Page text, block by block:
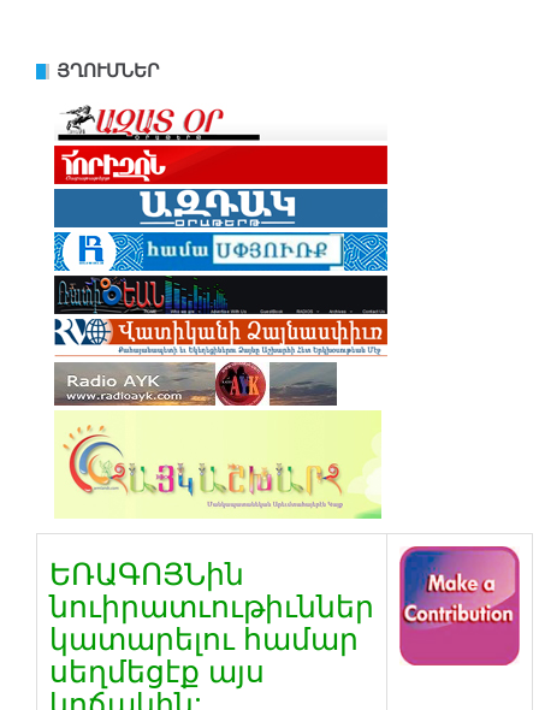
ՅՂՈՒՄՆԵՐ
ԵՌԱԳՈՅՆին
նուիրատւութիւններ
կատարելու համար
սեղմեցէք այս